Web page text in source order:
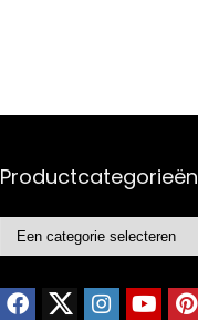
Productcategorieën